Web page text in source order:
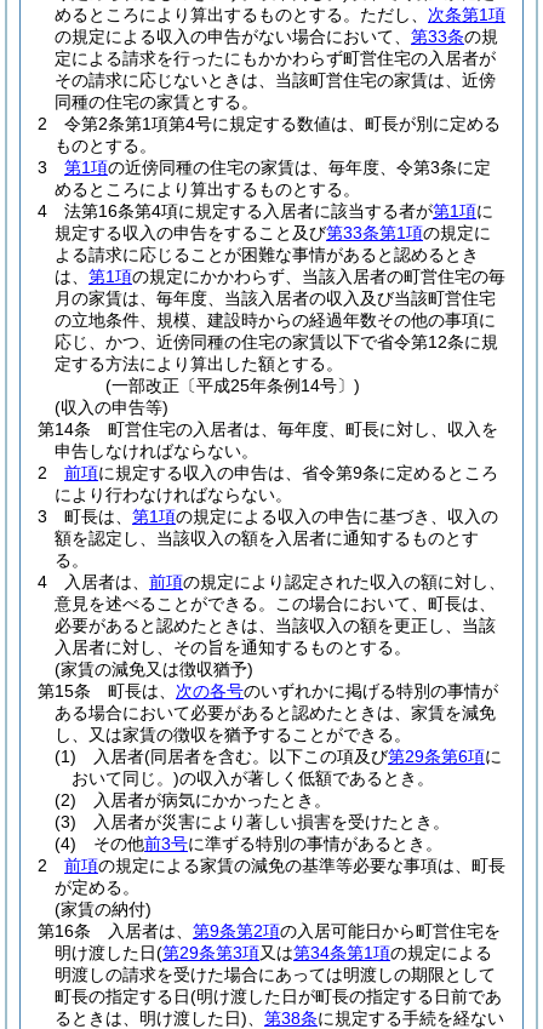
めるところにより算出するものとする。 ただし、 次条第1項
の規定による収入の申告がない場合において、 第33条の規
定による請求を行ったにもかかわらず町営住宅の入居者が
その請求に応じないときは、当該町営住宅の家賃は、近傍
同種の住宅の家賃とする。
2
令第2条第1項第4号に規定する数値は、町長が別に定める
ものとする。
3
第1項の近傍同種の住宅の家賃は、毎年度、令第3条に定
めるところにより算出するものとする。
4
法第16条第4項に規定する入居者に該当する者が第1項に
規定する収入の申告をすること及び第33条第1項の規定に
よる請求に応じることが困難な事情があると認めるとき
は、 第1項の規定にかかわらず、当該入居者の町営住宅の毎
月の家賃は、毎年度、当該入居者の収入及び当該町営住宅
の立地条件、規模、建設時からの経過年数その他の事項に
応じ、かつ、近傍同種の住宅の家賃以下で省令第12条に規
定する方法により算出した額とする。
(一部改正〔平成25年条例14号〕)
(収入の申告等)
第14条
町営住宅の入居者は、毎年度、町長に対し、収入を
申告しなければならない。
2
前項に規定する収入の申告は、省令第9条に定めるところ
により行わなければならない。
3
町長は、 第1項の規定による収入の申告に基づき、収入の
額を認定し、当該収入の額を入居者に通知するものとす
る。
4
入居者は、 前項の規定により認定された収入の額に対し、
意見を述べることができる。
この場合において、町長は、
必要があると認めたときは、当該収入の額を更正し、当該
入居者に対し、その旨を通知するものとする。
(家賃の減免又は徴収猶予)
第15条
町長は、 次の各号のいずれかに掲げる特別の事情が
ある場合において必要があると認めたときは、家賃を減免
し、又は家賃の徴収を猶予することができる。
(1)
入居者(同居者を含む。以下この項及び第29条第6項に
おいて同じ。)の収入が著しく低額であるとき。
(2)
入居者が病気にかかったとき。
(3)
入居者が災害により著しい損害を受けたとき。
(4)
その他前3号に準ずる特別の事情があるとき。
2
前項の規定による家賃の減免の基準等必要な事項は、町長
が定める。
(家賃の納付)
第16条
入居者は、 第9条第2項の入居可能日から町営住宅を
明け渡した日(第29条第3項又は第34条第1項の規定による
明渡しの請求を受けた場合にあっては明渡しの期限として
町長の指定する日(明け渡した日が町長の指定する日前であ
るときは、明け渡した日)
第38条に規定する手続を経ない